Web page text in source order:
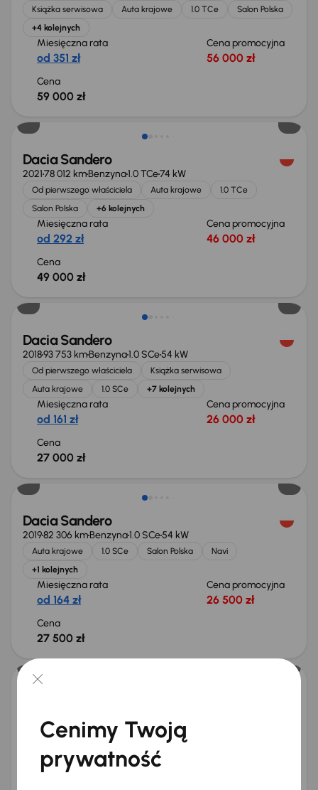
Książka serwisowa Auta krajowe 1.0 TCe
Salon Polska
+4 kolejnych
Miesięczna rata
od 351 zł
Cena promocyjna
56 000 zł
Cena
59 000 zł
Świeżo skupione
Dacia Sandero
202178 012 kmBenzyna1.0 TCe74 kW
Od pierwszego właściciela Auta krajowe
1.0 TCe
Salon Polska
+6 kolejnych
Miesięczna rata
od 292 zł
Cena promocyjna
46 000 zł
Cena
49 000 zł
Dacia Sandero
201893 753 kmBenzyna1.0 SCe54 kW
Od pierwszego właściciela
Książka serwisowa
Auta krajowe
1.0 SCe +7 kolejnych
Miesięczna rata
od 161 zł
Cena promocyjna
26 000 zł
Cena
27 000 zł
Dacia Sandero
201982 306 kmBenzyna1.0 SCe54 kW
Auta krajowe 1.0 SCe Salon Polska
Navi
+1 kolejnych
Miesięczna rata
od 164 zł
Cena promocyjna
26 500 zł
Cena
27 500 zł
Od pierwszego właściciela
Książka serwisowa
1.0 TCe +9 kolejnych
Miesięczna rata
Cenimy Twoją
prywatność